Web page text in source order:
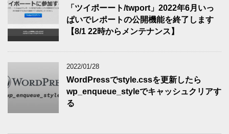
「ツイポーート/twport」2022年6月いっ
ぱいでレポートの公開機能を終了します
【8/1 22時からメンテナンス】
2022/01/28
WordPressでstyle.cssを更新したら
wp_enqueue_styleでキャッシュクリアす
る